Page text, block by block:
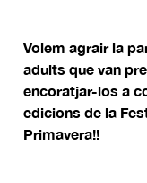
Volem agrair la
adults que van
encoratjar-los a
edicions de la
Primavera!!